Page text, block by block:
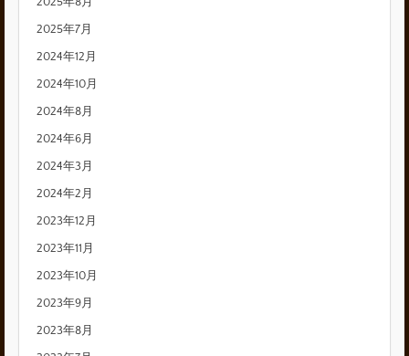
2025年7月
2024年12月
2024年10月
2024年8月
2024年6月
2024年3月
2024年2月
2023年12月
2023年11月
2023年10月
2023年9月
2023年8月